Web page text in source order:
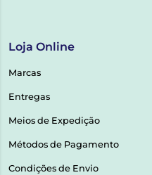
Loja Online
Marcas
Entregas
Meios de Expedição
Métodos de Pagamento
Condições de Envio